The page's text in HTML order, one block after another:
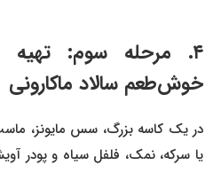
۴. مرحله سوم:
خوش‌طعم سالاد ماکارونی
در یک کاسه بزرگ، سس مایونز، ماست
یا سرکه، نمک، فلفل سیاه و پودر